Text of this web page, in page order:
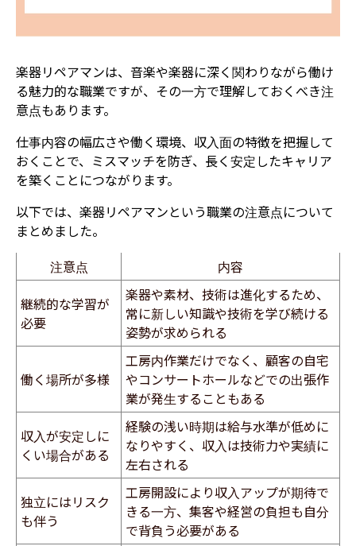
楽器リペアマンは、音楽や楽器に深く関わりながら働け
る魅力的な職業ですが、その一方で理解しておくべき注
意点もあります。
仕事内容の幅広さや働く環境、収入面の特徴を把握して
おくことで、ミスマッチを防ぎ、長く安定したキャリア
を築くことにつながります。
以下では、楽器リペアマンという職業の注意点について
まとめました。
注意点
内容
継続的な学習が
必要
楽器や素材、技術は進化するため、
常に新しい知識や技術を学び続ける
姿勢が求められる
働く場所が多様
工房内作業だけでなく、顧客の自宅
やコンサートホールなどでの出張作
業が発生することもある
収入が安定しに
くい場合がある
経験の浅い時期は給与水準が低めに
なりやすく、収入は技術力や実績に
左右される
独立にはリスク
も伴う
工房開設により収入アップが期待で
きる一方、集客や経営の負担も自分
で背負う必要がある